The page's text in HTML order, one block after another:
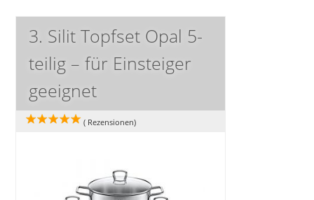
3. Silit Topfset Opal 5-
teilig – für Einsteiger
geeignet
( Rezensionen)